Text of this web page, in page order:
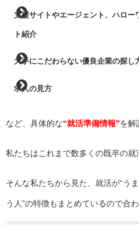
支援サイトやエージェント、ハロー
ト紹介
大手にこだわらない優良企業の探し
求人の見方
など、具体的な“就活準備情報”を解
私たちはこれまで数多くの既卒の就
そんな私たちから見た、就活が“う
う人”の特徴もまとめているので合